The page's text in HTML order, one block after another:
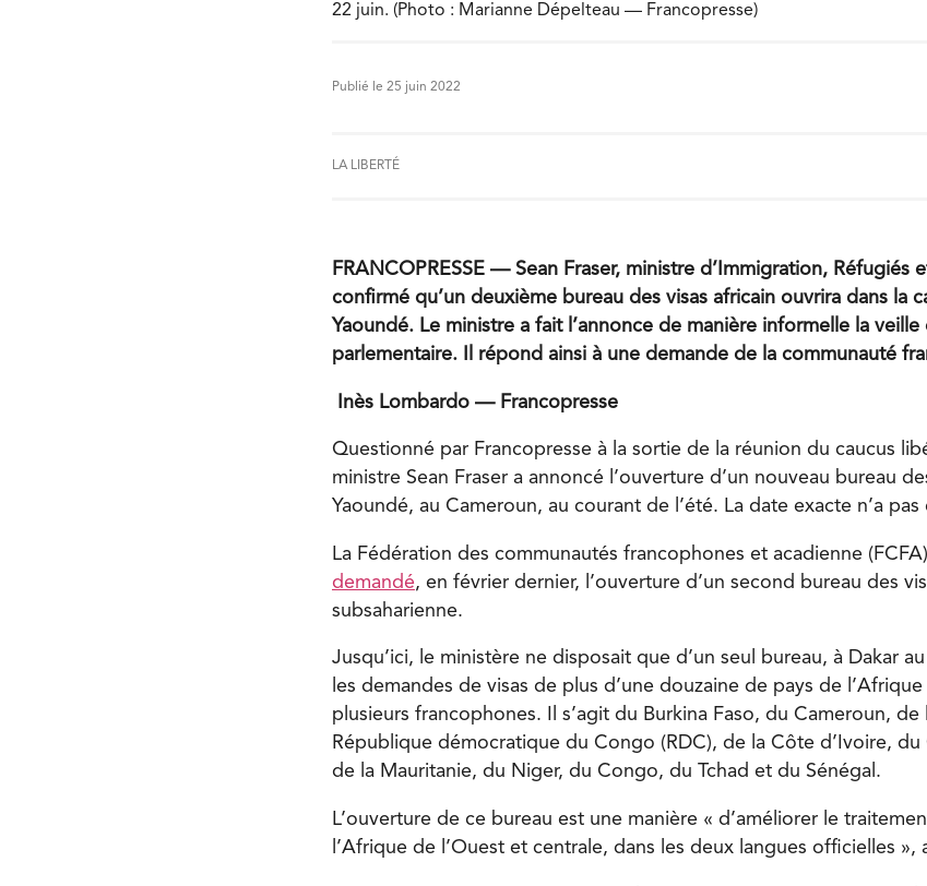
22 juin. (Photo : Marianne Dépelteau — Francopresse)
Publié le 25 juin 2022
LA LIBERTÉ
FRANCOPRESSE — Sean Fraser, ministre d’Immigration, Réfugiés
confirmé qu’un deuxième bureau des visas africain ouvrira dans la
Yaoundé. Le ministre a fait l’annonce de manière informelle la veille
parlementaire. Il répond ainsi à une demande de la communauté
Inès Lombardo — Francopresse
Questionné par Francopresse à la sortie de la réunion du caucus
ministre Sean Fraser a annoncé l’ouverture d’un nouveau bureau
Yaoundé, au Cameroun, au courant de l’été. La date exacte n’a
La Fédération des communautés francophones et acadienne
demandé, en février dernier, l’ouverture d’un second bureau des
subsaharienne.
Jusqu’ici, le ministère ne disposait que d’un seul bureau, à Dakar
les demandes de visas de plus d’une douzaine de pays de
plusieurs francophones. Il s’agit du Burkina Faso, du Cameroun,
République démocratique du Congo (RDC), de la Côte d’Ivoire,
de la Mauritanie, du Niger, du Congo, du Tchad et du Sénégal.
L’ouverture de ce bureau est une manière « d’améliorer le
l’Afrique de l’Ouest et centrale, dans les deux langues officielles »,